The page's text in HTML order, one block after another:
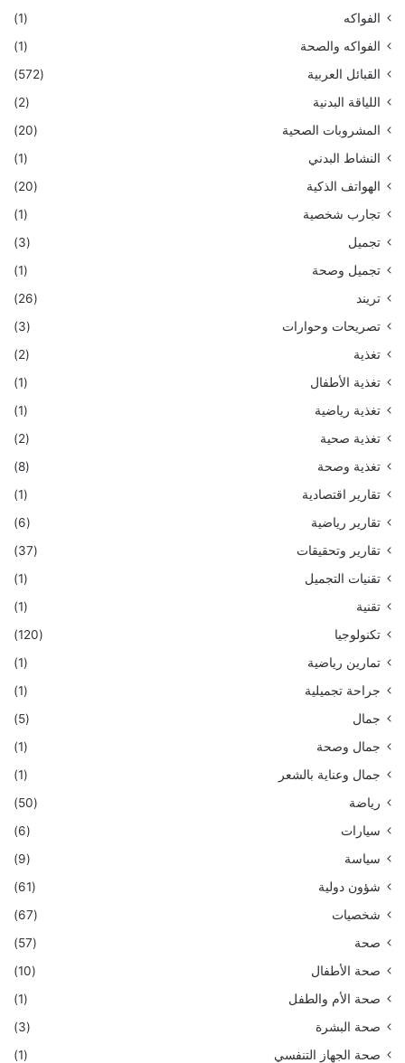
الفواكه
(1)
الفواكه والصحة
(1)
القبائل العربية
(572)
اللياقة البدنية
(2)
المشروبات الصحية
(20)
النشاط البدني
(1)
الهواتف الذكية
(20)
تجارب شخصية
(1)
تجميل
(3)
تجميل وصحة
(1)
تريند
(26)
تصريحات وحوارات
(3)
تغذية
(2)
تغذية الأطفال
(1)
تغذية رياضية
(1)
تغذية صحية
(2)
تغذية وصحة
(8)
تقارير اقتصادية
(1)
تقارير رياضية
(6)
تقارير وتحقيقات
(37)
تقنيات التجميل
(1)
تقنية
(1)
تكنولوجيا
(120)
تمارين رياضية
(1)
جراحة تجميلية
(1)
جمال
(5)
جمال وصحة
(1)
جمال وعناية بالشعر
(1)
رياضة
(50)
سيارات
(6)
سياسة
(9)
شؤون دولية
(61)
شخصيات
(67)
صحة
(57)
صحة الأطفال
(10)
صحة الأم والطفل
(1)
صحة البشرة
(3)
صحة الجهاز التنفسي
(1)